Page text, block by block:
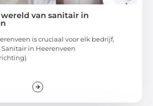
van sanitair in
is cruciaal voor elk bedrijf,
in Heerenveen